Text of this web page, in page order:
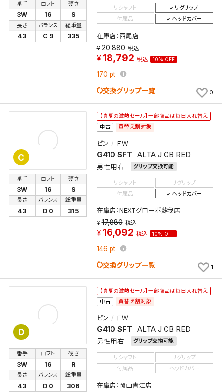
番手
3W
ロフト
16
硬さ
S
長さ
43
バランス
C 9
総重量
335
リシャフト
リグリップ
付属品
ヘッドカバー
在庫店：西尾店
20,880 税込
18,792 税込 10% OFF
170 pt
交換グリップ一覧 0
C
【真夏の激熱セール】一部商品は毎日入れ替え
中古
買替え割対象
ピン ＦＷ
G410 SFT ALTA J CB RED
男性用右
グリップ交換可能
番手
3W
ロフト
16
硬さ
S
長さ
43
バランス
D 0
総重量
315
リシャフト
リグリップ
付属品
ヘッドカバー
在庫店：NEXTグローボ蘇我店
17,880 税込
16,092 税込 10% OFF
146 pt
交換グリップ一覧 1
D
【真夏の激熱セール】一部商品は毎日入れ替え
中古
買替え割対象
ピン ＦＷ
G410 SFT ALTA J CB RED
男性用右
グリップ交換可能
番手
3W
ロフト
16
硬さ
R
長さ
43
バランス
D 0
総重量
306
リシャフト
リグリップ
付属品
ヘッドカバー
在庫店：岡山青江店